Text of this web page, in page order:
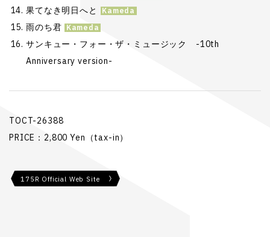
果てなき明日へと
雨のち君
サンキュー・フォー・ザ・ミュージック -10th
Anniversary version-
TOCT-26388
PRICE：2,800 Yen（tax-in）
175R Official Web Site